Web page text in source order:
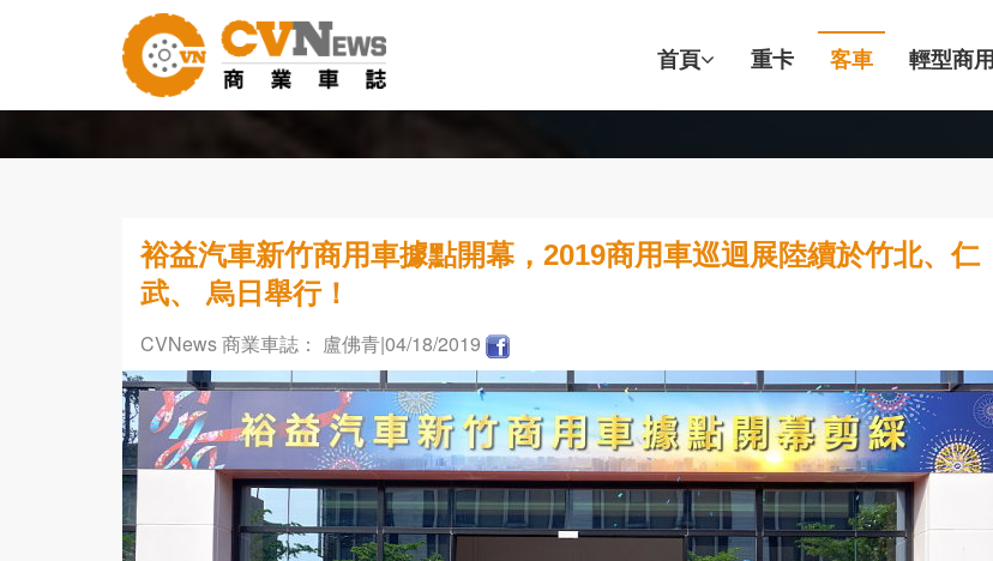
首頁 重卡 客車 輕型商用
裕益汽車新竹商用車據點開幕，2019商用車巡迴展陸續於竹北、仁
武、 烏日舉行！
CVNews 商業車誌： 盧佛青|04/18/2019